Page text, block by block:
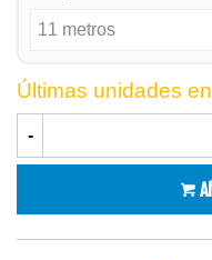
Últimas unidades
-